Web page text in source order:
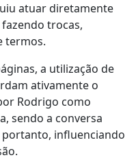
atuar diretamente
trocas,
termos.
a utilização de
ativamente o
Rodrigo como
sendo a conversa
influenciando